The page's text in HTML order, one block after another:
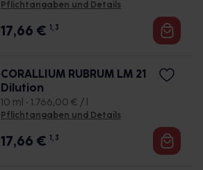
Pflichtangaben und Details
17,66 € 1, 3
CORALLIUM RUBRUM LM 21
Dilution
10 ml • 1.766,00 € / l
Pflichtangaben und Details
17,66 € 1, 3